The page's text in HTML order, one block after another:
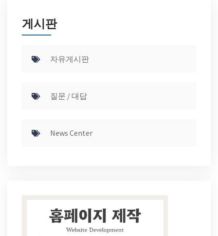
게시판
자유게시판
질문 / 대답
News Center